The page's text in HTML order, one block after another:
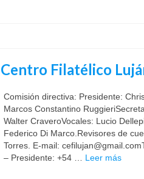
Centro Filatélico
Comisión directiva: Presidente:
Marcos Constantino
Walter CraveroVocales: Lucio
Federico Di Marco.Revisores de
Torres. E-mail:
– Presidente: +54 … Leer más